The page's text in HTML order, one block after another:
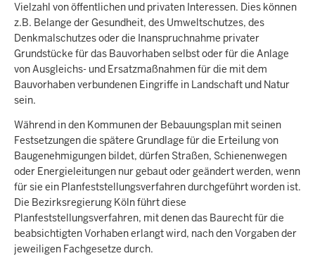
Vielzahl von öffentlichen und privaten Interessen. Dies können
z.B. Belange der Gesundheit, des Umweltschutzes, des
Denkmalschutzes oder die Inanspruchnahme privater
Grundstücke für das Bauvorhaben selbst oder für die Anlage
von Ausgleichs- und Ersatzmaßnahmen für die mit dem
Bauvorhaben verbundenen Eingriffe in Landschaft und Natur
sein.
Während in den Kommunen der Bebauungsplan mit seinen
Festsetzungen die spätere Grundlage für die Erteilung von
Baugenehmigungen bildet, dürfen Straßen, Schienenwegen
oder Energieleitungen nur gebaut oder geändert werden, wenn
für sie ein Planfeststellungsverfahren durchgeführt worden ist.
Die Bezirksregierung Köln führt diese
Planfeststellungsverfahren, mit denen das Baurecht für die
beabsichtigten Vorhaben erlangt wird, nach den Vorgaben der
jeweiligen Fachgesetze durch.